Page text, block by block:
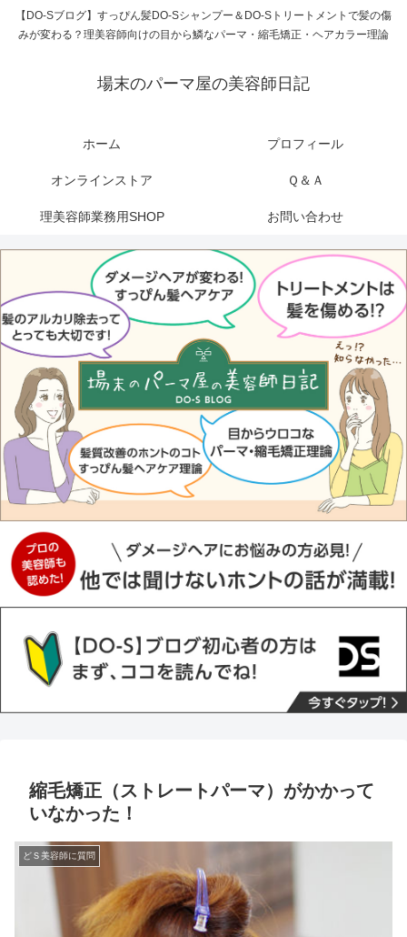
【DO-Sブログ】すっぴん髪DO-Sシャンプー＆DO-Sトリートメントで髪の傷
みが変わる？理美容師向けの目から鱗なパーマ・縮毛矯正・ヘアカラー理論
場末のパーマ屋の美容師日記
ホーム プロフィール
オンラインストア Ｑ＆Ａ
理美容師業務用SHOP お問い合わせ
縮毛矯正（ストレートパーマ）がかかって
いなかった！
どＳ美容師に質問